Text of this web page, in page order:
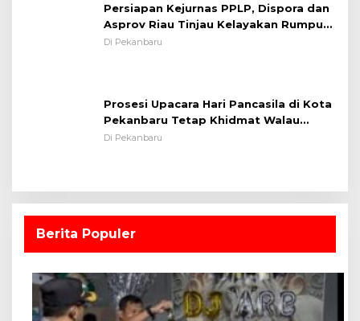
Persiapan Kejurnas PPLP, Dispora dan
Asprov Riau Tinjau Kelayakan Rumput
Lapangan Sepakbola
Di Pekanbaru
Prosesi Upacara Hari Pancasila di Kota
Pekanbaru Tetap Khidmat Walau
Dalam Ruangan
Di Pekanbaru
Berita Populer